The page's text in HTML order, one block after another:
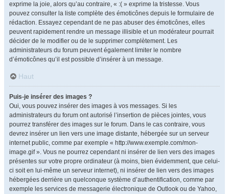
exprime la joie, alors qu’au contraire, « :( » exprime la tristesse. Vous
pouvez consulter la liste complète des émoticônes depuis le formulaire de
rédaction. Essayez cependant de ne pas abuser des émoticônes, elles
peuvent rapidement rendre un message illisible et un modérateur pourrait
décider de le modifier ou de le supprimer complètement. Les
administrateurs du forum peuvent également limiter le nombre
d’émoticônes qu’il est possible d’insérer à un message.
Haut
Puis-je insérer des images ?
Oui, vous pouvez insérer des images à vos messages. Si les
administrateurs du forum ont autorisé l’insertion de pièces jointes, vous
pourrez transférer des images sur le forum. Dans le cas contraire, vous
devrez insérer un lien vers une image distante, hébergée sur un serveur
internet public, comme par exemple « http://www.exemple.com/mon-
image.gif ». Vous ne pourrez cependant ni insérer de lien vers des images
présentes sur votre propre ordinateur (à moins, bien évidemment, que celui-
ci soit en lui-même un serveur internet), ni insérer de lien vers des images
hébergées derrière un quelconque système d’authentification, comme par
exemple les services de messagerie électronique de Outlook ou de Yahoo,